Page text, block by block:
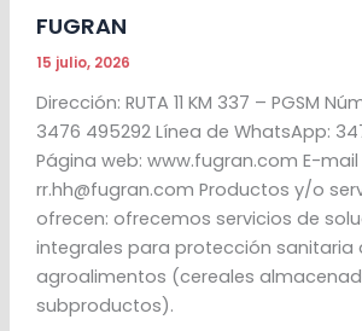
FUGRAN
15 julio, 2026
Dirección: RUTA 11 KM 337 – PGSM
3476 495292 Línea de WhatsApp:
Página web: www.fugran.com E-
rr.hh@fugran.com Productos y/o
ofrecen: ofrecemos servicios de
integrales para protección sanitaria
agroalimentos (cereales
subproductos).